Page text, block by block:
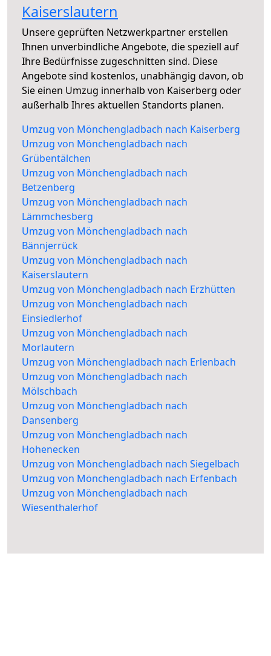
Kaiserslautern
Unsere geprüften Netzwerkpartner erstellen
Ihnen unverbindliche Angebote, die speziell auf
Ihre Bedürfnisse zugeschnitten sind. Diese
Angebote sind kostenlos, unabhängig davon, ob
Sie einen Umzug innerhalb von Kaiserberg oder
außerhalb Ihres aktuellen Standorts planen.
Umzug von Mönchengladbach nach Kaiserberg
Umzug von Mönchengladbach nach
Grübentälchen
Umzug von Mönchengladbach nach
Betzenberg
Umzug von Mönchengladbach nach
Lämmchesberg
Umzug von Mönchengladbach nach
Bännjerrück
Umzug von Mönchengladbach nach
Kaiserslautern
Umzug von Mönchengladbach nach Erzhütten
Umzug von Mönchengladbach nach
Einsiedlerhof
Umzug von Mönchengladbach nach
Morlautern
Umzug von Mönchengladbach nach Erlenbach
Umzug von Mönchengladbach nach
Mölschbach
Umzug von Mönchengladbach nach
Dansenberg
Umzug von Mönchengladbach nach
Hohenecken
Umzug von Mönchengladbach nach Siegelbach
Umzug von Mönchengladbach nach Erfenbach
Umzug von Mönchengladbach nach
Wiesenthalerhof